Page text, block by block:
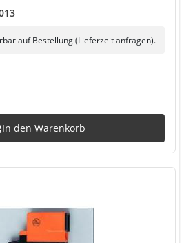
auf Bestellung (Lieferzeit anfragen).
In den Warenkorb